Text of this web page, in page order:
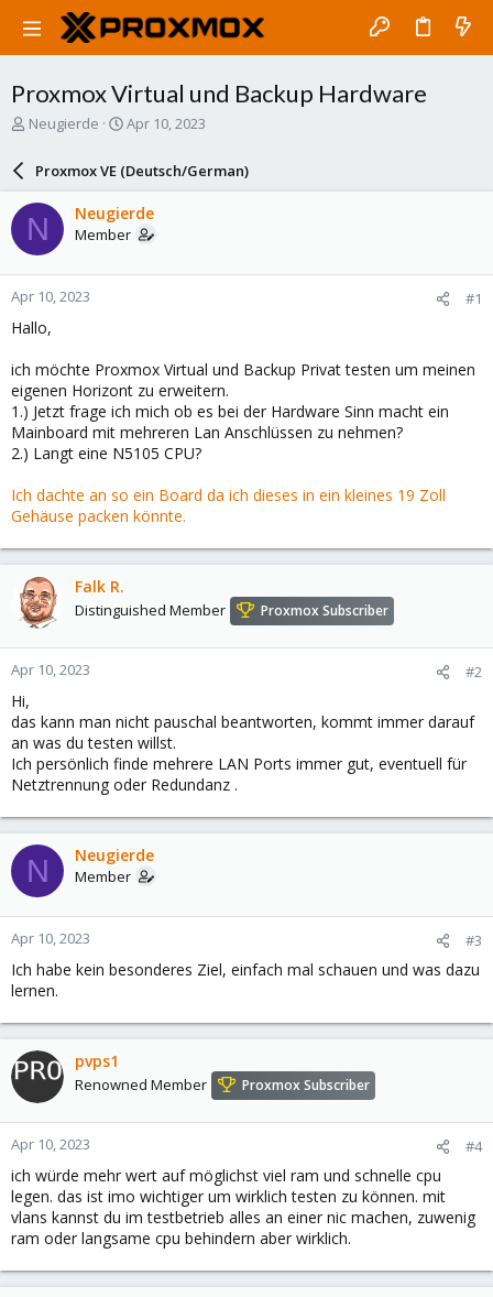
Proxmox Virtual und Backup Hardware
T
a
d
s
t
a
r
t
e
Neugierde
S
a
r
d
a
e
Apr 10, 2023
Proxmox VE (Deutsch/German)
N Neugierde
Member
Apr 10, 2023 #1
Hallo,
ich möchte Proxmox Virtual und Backup Privat testen um meinen
eigenen Horizont zu erweitern.
1.) Jetzt frage ich mich ob es bei der Hardware Sinn macht ein
Mainboard mit mehreren Lan Anschlüssen zu nehmen?
2.) Langt eine N5105 CPU?
Ich dachte an so ein Board da ich dieses in ein kleines 19 Zoll
Gehäuse packen könnte.
Falk R.
Distinguished Member Proxmox Subscriber
Apr 10, 2023 #2
Hi,
das kann man nicht pauschal beantworten, kommt immer darauf
an was du testen willst.
Ich persönlich finde mehrere LAN Ports immer gut, eventuell für
Netztrennung oder Redundanz .
N Neugierde
Member
Apr 10, 2023 #3
Ich habe kein besonderes Ziel, einfach mal schauen und was dazu
lernen.
pvps1
Renowned Member Proxmox Subscriber
Apr 10, 2023 #4
ich würde mehr wert auf möglichst viel ram und schnelle cpu
legen. das ist imo wichtiger um wirklich testen zu können. mit
vlans kannst du im testbetrieb alles an einer nic machen, zuwenig
ram oder langsame cpu behindern aber wirklich.